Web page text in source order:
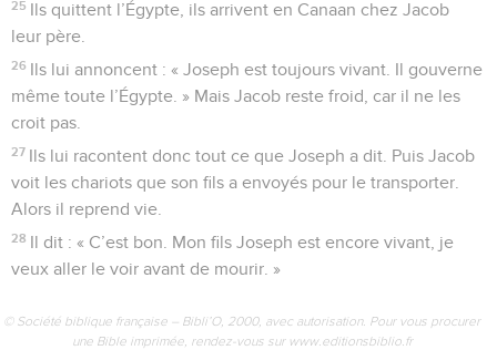
25 Ils quittent l’Égypte, ils arrivent en Canaan chez Jacob
leur père.
26 Ils lui annoncent : « Joseph est toujours vivant. Il gouverne
même toute l’Égypte. » Mais Jacob reste froid, car il ne les
croit pas.
27 Ils lui racontent donc tout ce que Joseph a dit. Puis Jacob
voit les chariots que son fils a envoyés pour le transporter.
Alors il reprend vie.
28 Il dit : « C’est bon. Mon fils Joseph est encore vivant, je
veux aller le voir avant de mourir. »
© Société biblique française – Bibli’O, 2000, avec autorisation. Pour vous procurer
une Bible imprimée, rendez-vous sur www.editionsbiblio.fr